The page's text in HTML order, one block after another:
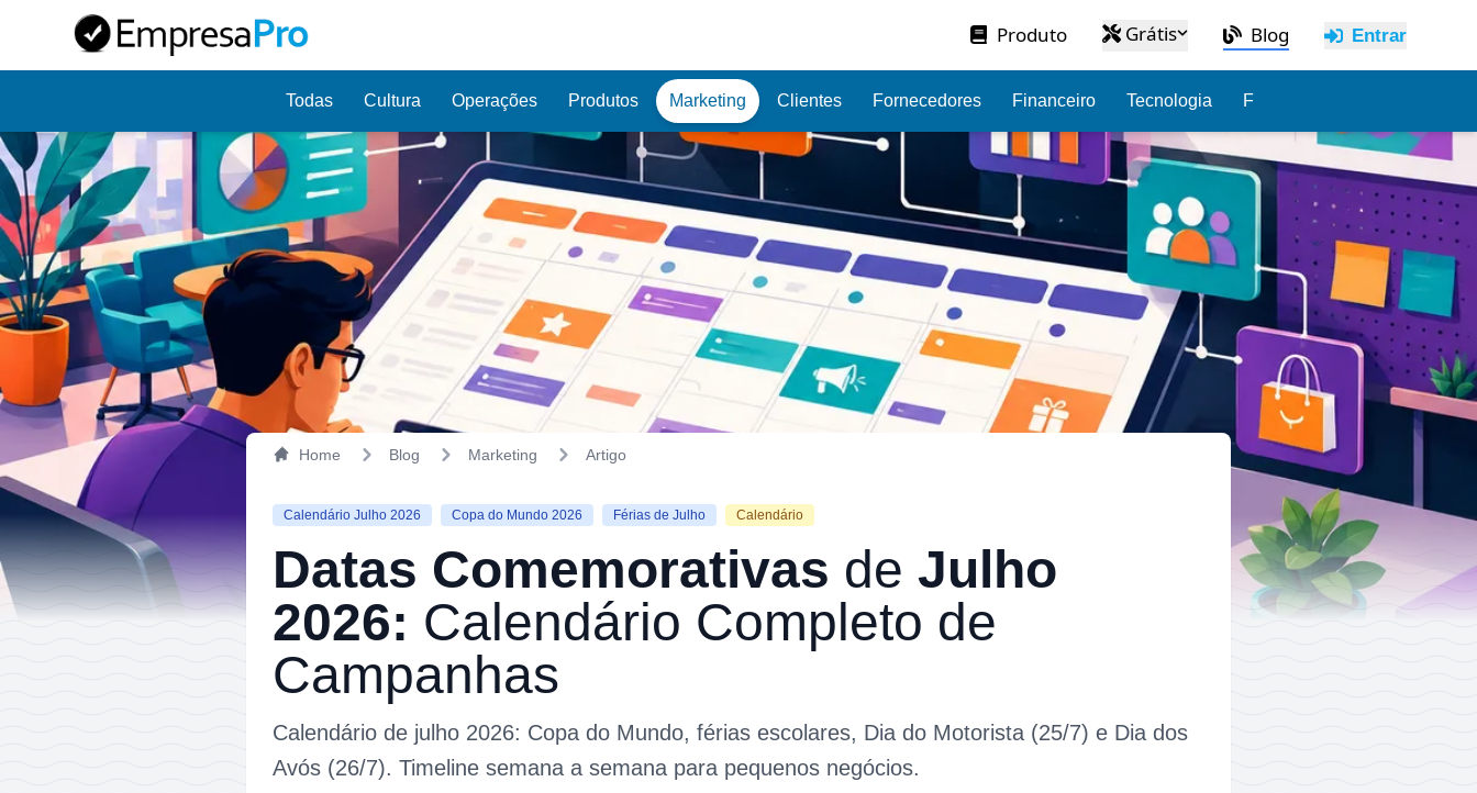
Produto Grátis Blog Entrar
Todas Cultura Operações Produtos Marketing Clientes Fornecedores Financeiro Tecnologia Funcionários
Sortudo! Você ganhougrátis um diagnóstico empresarial online.
Home Blog Marketing Artigo
Calendário Julho 2026 Copa do Mundo 2026 Férias de Julho Calendário
Datas Comemorativas de Julho
2026: Calendário Completo de
Campanhas
Calendário de julho 2026: Copa do Mundo, férias escolares, Dia do Motorista (25/7) e Dia dos
Avós (26/7). Timeline semana a semana para pequenos negócios.